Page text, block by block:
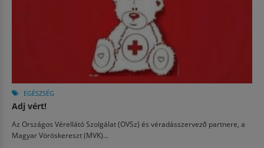
EGÉSZSÉG
Adj vért!
Az Országos Vérellátó Szolgálat (OVSz) és véradásszervező partnere, a
Magyar Vöröskereszt (MVK)...